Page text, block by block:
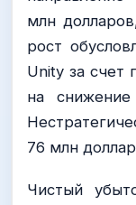
млн
рост
Unity за счет
на снижение
76 млн
Чистый